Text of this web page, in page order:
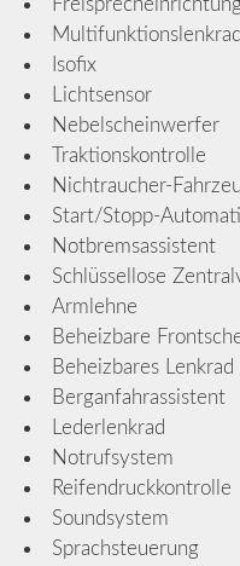
Multifunktionslenkrad
Isofix
Lichtsensor
Nebelscheinwerfer
Traktionskontrolle
Nichtraucher-
Start/Stopp-
Notbremsassistent
Schlüssellose
Armlehne
Beheizbare
Beheizbares Lenkrad
Berganfahrassistent
Lederlenkrad
Notrufsystem
Reifendruckkontrolle
Soundsystem
Sprachsteuerung